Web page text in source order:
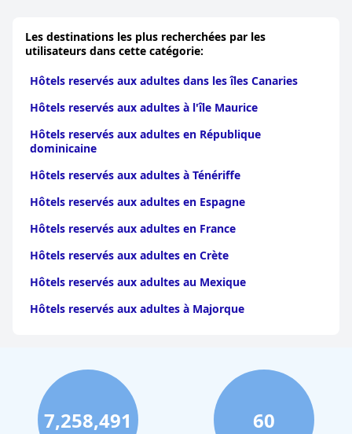
Les destinations les plus recherchées par les
utilisateurs dans cette catégorie:
Hôtels reservés aux adultes dans les îles Canaries
Hôtels reservés aux adultes à l'île Maurice
Hôtels reservés aux adultes en République
dominicaine
Hôtels reservés aux adultes à Ténériffe
Hôtels reservés aux adultes en Espagne
Hôtels reservés aux adultes en France
Hôtels reservés aux adultes en Crète
Hôtels reservés aux adultes au Mexique
Hôtels reservés aux adultes à Majorque
7,258,491 60